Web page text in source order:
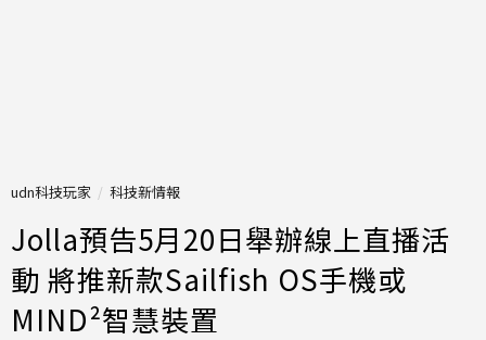
udn科技玩家 科技新情報
Jolla預告5月20日舉辦線上直播活
動 將推新款Sailfish OS手機或
MIND²智慧裝置